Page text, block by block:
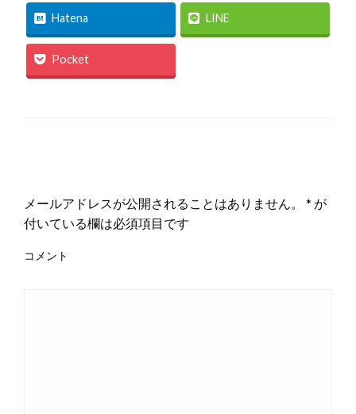
Hatena LINE
Pocket
メールアドレスが公開されることはありません。 * が
付いている欄は必須項目です
コメント